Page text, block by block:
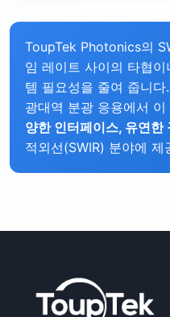
ToupTek Photonics의
임 레이트 사이의 타협
템 필요성을 줄여 줍니
광대역 분광 응용에서 이
양한 인터페이스, 유연한
적외선(SWIR) 분야에 제